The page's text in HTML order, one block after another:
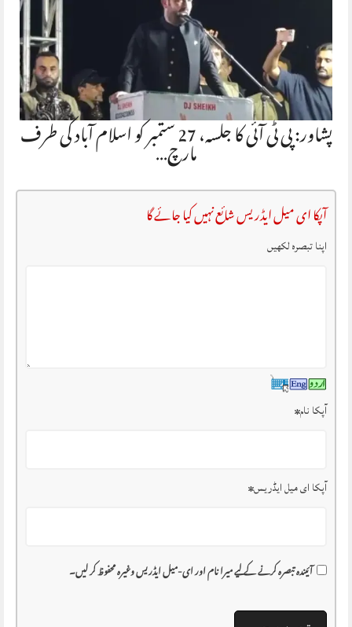
پشاور: پی ٹی آئی کا جلسہ، 27 ستمبر کو اسلام آباد کی طرفمارچ…
آپکا ای میل ایڈریس شائع نہیں کیا جائے گا
اپنا تبصرہ لکھیں
آپکا نام*
آپکا ای میل ایڈریس*
آئیندہ تبصرہ کرنے کے لیے میرا نام اور ای-میل ایڈریس وغیرہ محفوظ کر لیں۔